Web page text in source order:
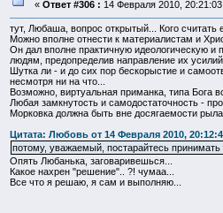
« Ответ #306 : 14 Февраля 2010,
тут, Любаша, вопрос открытый... Кого
Можно вполне отнести к материалистам и
Он дал вполне практичную идеологическую и
людям, предопределив направление их
Шутка ли - и до сих пор бескорыстие и
несмотря ни на что...
Возможно, виртуальная приманка, типа Бога
Любая замкнутость и самодостаточность -
Морковка должна быть вне досягаемости
Цитата: Любовь от 14 Февраля 2010,
потому, уважаемый, постарайтесь
Опять Любанька, заговаривешься...
Какое нахрен "решение".. ?! чумаа...
Все что я решаю, я сам и выполняю...